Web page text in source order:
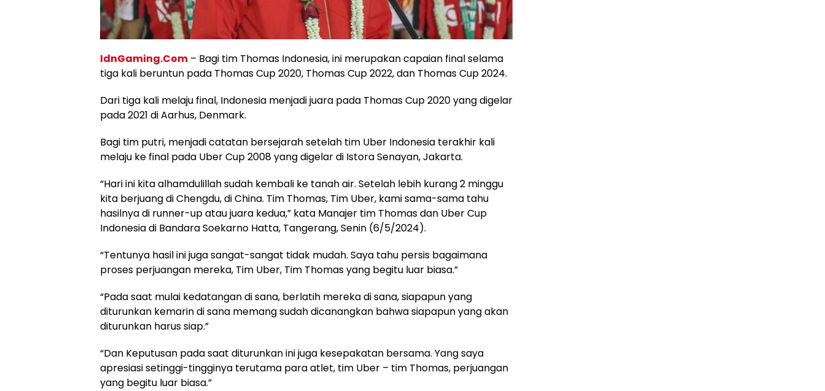
IdnGaming.Com – Bagi tim Thomas Indonesia, ini merupakan capaian final selama
tiga kali beruntun pada Thomas Cup 2020, Thomas Cup 2022, dan Thomas Cup 2024.
Dari tiga kali melaju final, Indonesia menjadi juara pada Thomas Cup 2020 yang digelar
pada 2021 di Aarhus, Denmark.
Bagi tim putri, menjadi catatan bersejarah setelah tim Uber Indonesia terakhir kali
melaju ke final pada Uber Cup 2008 yang digelar di Istora Senayan, Jakarta.
“Hari ini kita alhamdulillah sudah kembali ke tanah air. Setelah lebih kurang 2 minggu
kita berjuang di Chengdu, di China. Tim Thomas, Tim Uber, kami sama-sama tahu
hasilnya di runner-up atau juara kedua,” kata Manajer tim Thomas dan Uber Cup
Indonesia di Bandara Soekarno Hatta, Tangerang, Senin (6/5/2024).
“Tentunya hasil ini juga sangat-sangat tidak mudah. Saya tahu persis bagaimana
proses perjuangan mereka, Tim Uber, Tim Thomas yang begitu luar biasa.”
“Pada saat mulai kedatangan di sana, berlatih mereka di sana, siapapun yang
diturunkan kemarin di sana memang sudah dicanangkan bahwa siapapun yang akan
diturunkan harus siap.”
“Dan Keputusan pada saat diturunkan ini juga kesepakatan bersama. Yang saya
apresiasi setinggi-tingginya terutama para atlet, tim Uber – tim Thomas, perjuangan
yang begitu luar biasa.”